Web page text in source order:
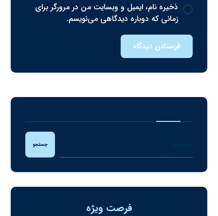
ذخیره نام، ایمیل و وبسایت من در مرورگر برای
زمانی که دوباره دیدگاهی می‌نویسم.
فرستادن دیدگاه
جستجو
فرصت ویژه